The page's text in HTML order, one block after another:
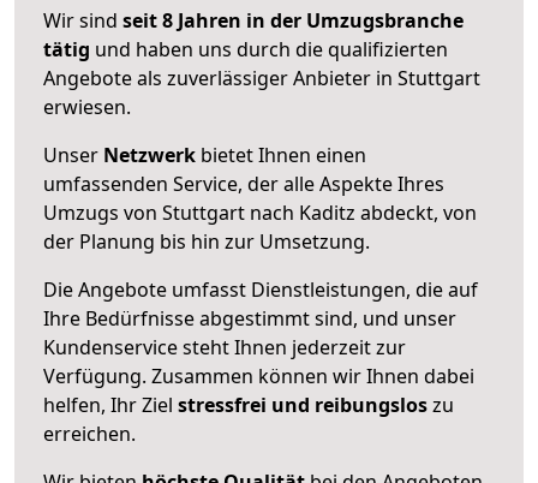
Wir sind seit 8 Jahren in der Umzugsbranche
tätig und haben uns durch die qualifizierten
Angebote als zuverlässiger Anbieter in Stuttgart
erwiesen.
Unser Netzwerk bietet Ihnen einen
umfassenden Service, der alle Aspekte Ihres
Umzugs von Stuttgart nach Kaditz abdeckt, von
der Planung bis hin zur Umsetzung.
Die Angebote umfasst Dienstleistungen, die auf
Ihre Bedürfnisse abgestimmt sind, und unser
Kundenservice steht Ihnen jederzeit zur
Verfügung. Zusammen können wir Ihnen dabei
helfen, Ihr Ziel stressfrei und reibungsloszu
erreichen.